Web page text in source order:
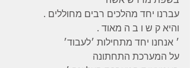
עברנו יחד מהלכים רבים מחוללים .
והיא ק ש ו ב ה מאוד .
׳ אנחנו יחד מתחילות ׳לעבוד׳
על המערכת התחתונה